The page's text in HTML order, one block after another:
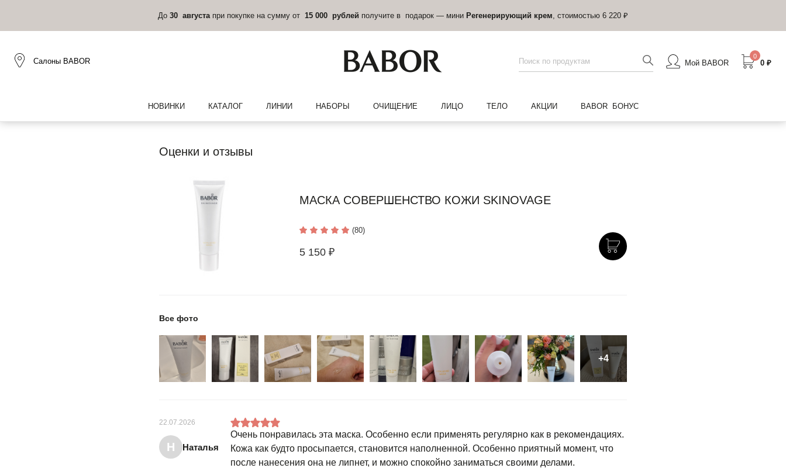
До 30 августа при покупке на сумму от 15 000 рублей получите в подарок — мини Регенерирующий крем , стоимостью 6 220 ₽
Салоны BABOR Мой BABOR
0
0 ₽
НОВИНКИ КАТАЛОГ ЛИНИИ НАБОРЫ ОЧИЩЕНИЕ ЛИЦО ТЕЛО АКЦИИ BABOR БОНУС
Оценки и отзывы
МАСКА СОВЕРШЕНСТВО КОЖИ SKINOVAGE
(80)
5 150 ₽
Все фото
22.07.2026
Н Наталья
Очень понравилась эта маска. Особенно если применять регулярно как в рекомендациях.
Кожа как будто просыпается, становится наполненной. Особенно приятный момент, что
после нанесения она не липнет, и можно спокойно заниматься своими делами.